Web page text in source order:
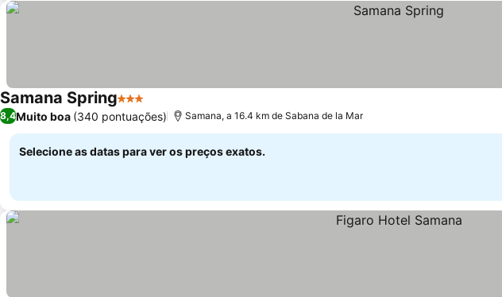
Samana Spring3 EstrelasVer preços
8,4Muito boa (340 pontuações) Samana, a 16.4 km de Sabana de la Mar
Selecione as datas para ver os preços exatos.